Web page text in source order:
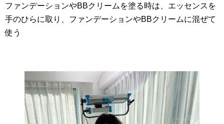
ファンデーションやBBクリームを塗る時は、エッセンスを
手のひらに取り、ファンデーションやBBクリームに混ぜて
使う